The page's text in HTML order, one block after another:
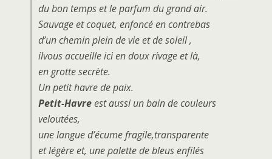
du bon temps et le parfum du grand air.
Sauvage et coquet, enfoncé en contrebas
d’un chemin plein de vie et de soleil ,
ilvous accueille ici en doux rivage et là,
en grotte secrète.
Un petit havre de paix.
Petit-Havreest aussi un bain de couleurs
veloutées,
une langue d’écume fragile,transparente
et légère et, une palette de bleus enfilés